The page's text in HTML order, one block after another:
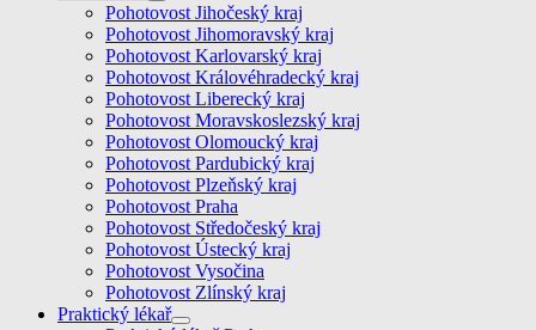
Pohotovost Jihočeský kraj
Pohotovost Jihomoravský kraj
Pohotovost Karlovarský kraj
Pohotovost Královéhradecký kraj
Pohotovost Liberecký kraj
Pohotovost Moravskoslezský kraj
Pohotovost Olomoucký kraj
Pohotovost Pardubický kraj
Pohotovost Plzeňský kraj
Pohotovost Praha
Pohotovost Středočeský kraj
Pohotovost Ústecký kraj
Pohotovost Vysočina
Pohotovost Zlínský kraj
Praktický lékař